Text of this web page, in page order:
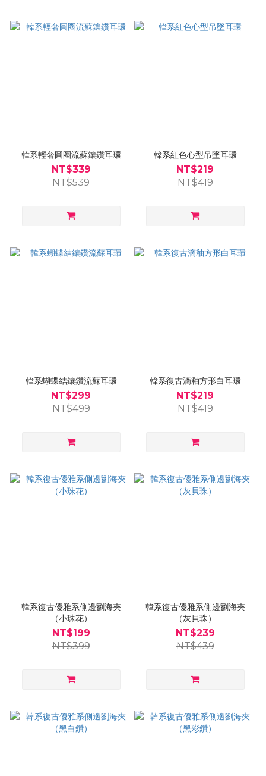
韓系輕奢圓圈流蘇鑲鑽耳環
NT$339
NT$539
韓系紅色心型吊墜耳環
NT$219
NT$419
韓系蝴蝶結鑲鑽流蘇耳環
NT$299
NT$499
韓系復古滴釉方形白耳環
NT$219
NT$419
韓系復古優雅系側邊劉海夾
（小珠花）
NT$199
NT$399
韓系復古優雅系側邊劉海夾
（灰貝珠）
NT$239
NT$439